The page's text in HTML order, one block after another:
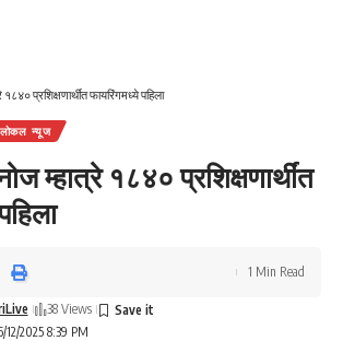
१८४० प्रशिक्षणार्थींत फायरिंगमध्ये पहिला
लोकल न्यूज
म्हात्रे १८४० प्रशिक्षणार्थींत
2025 8:39 PM
38 Views
1 Min Read